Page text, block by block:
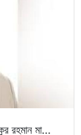
রহমান মা...